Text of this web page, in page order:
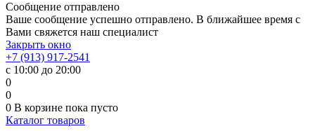
Сообщение отправлено
Ваше сообщение успешно отправлено. В ближайшее время с
Вами свяжется наш специалист
Закрыть окно
+7 (913) 917-2541
с 10:00 до 20:00
0
0
0 В корзине пока пусто
Каталог товаров